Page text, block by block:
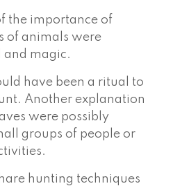
the importance of
of animals were
and magic.
have been a ritual to
Another explanation
were possibly
groups of people or
hunting techniques